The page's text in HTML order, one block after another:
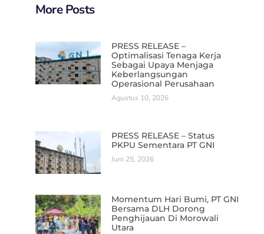
More Posts
PRESS RELEASE –
Optimalisasi Tenaga Kerja
Sebagai Upaya Menjaga
Keberlangsungan
Operasional Perusahaan
Agustus 10, 2026
PRESS RELEASE – Status
PKPU Sementara PT GNI
Juni 25, 2026
Momentum Hari Bumi, PT GNI
Bersama DLH Dorong
Penghijauan Di Morowali
Utara